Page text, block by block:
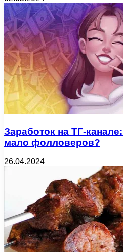
Заработок на ТГ-
мало фолловеров?
26.04.2024